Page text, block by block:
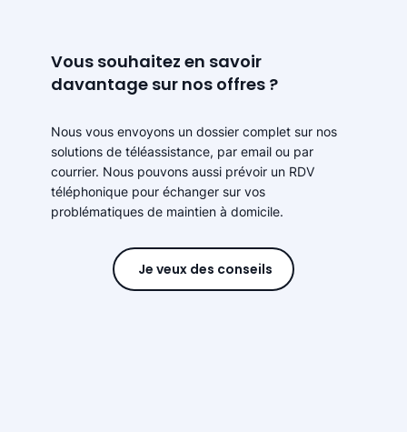
Vous souhaitez en savoir
davantage sur nos offres ?
Nous vous envoyons un dossier complet sur nos
solutions de téléassistance, par email ou par
courrier. Nous pouvons aussi prévoir un RDV
téléphonique pour échanger sur vos
problématiques de maintien à domicile.
Je veux des conseils